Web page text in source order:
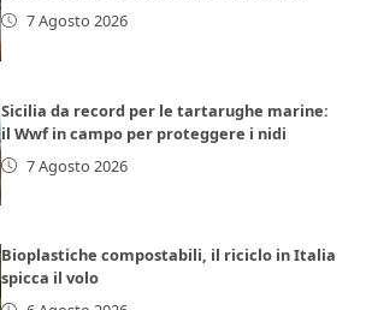
7 Agosto 2026
Sicilia da record per le tartarughe marine:
il Wwf in campo per proteggere i nidi
7 Agosto 2026
Bioplastiche compostabili, il riciclo in Italia
spicca il volo